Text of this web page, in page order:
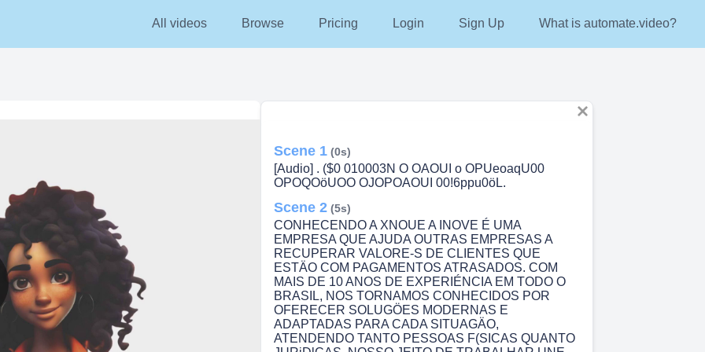
All videos Browse Pricing Login Sign Up What is automate.video?
Scene 1 (0s)
[Audio] . ($0 010003N O OAOUI o OPUeoaqU00
OPOQOöUOO OJOPOAOUI 00!6ppu0öL.
Scene 2 (5s)
CONHECENDO A XNOUE A INOVE É UMA
EMPRESA QUE AJUDA OUTRAS EMPRESAS A
RECUPERAR VALORE-S DE CLIENTES QUE
ESTÄO COM PAGAMENTOS ATRASADOS. COM
MAIS DE 10 ANOS DE EXPERIÉNCIA EM TODO O
BRASIL, NOS TORNAMOS CONHECIDOS POR
OFERECER SOLUGÖES MODERNAS E
ADAPTADAS PARA CADA SITUAGÄO,
ATENDENDO TANTO PESSOAS F(SICAS QUANTO